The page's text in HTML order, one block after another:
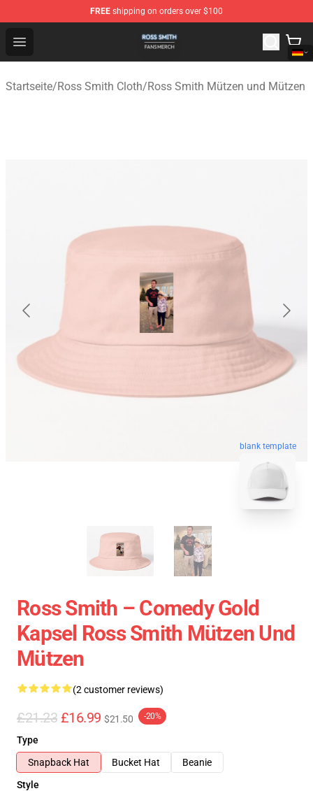
FREE shipping on orders over $100
Open menu
Ross Smith Shop - Official Ross Smith Merchandise
Startseite/Ross Smith Cloth/Ross Smith Mützen und Mützen
blank template
Ross Smith – Comedy Gold
Kapsel Ross Smith Mützen Und
Mützen
(2 customer reviews)
£21.23 £16.99 $21.50 -20%
Type
Snapback Hat
Bucket Hat
Beanie
Style